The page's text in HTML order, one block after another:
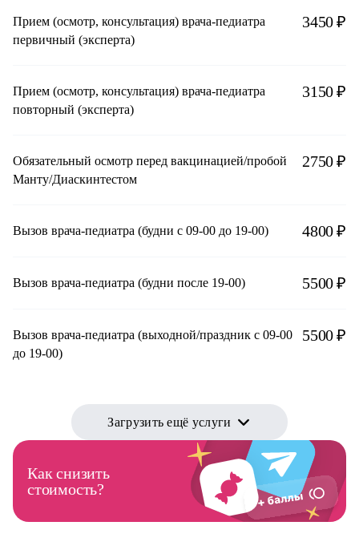
Прием (осмотр, консультация) врача-педиатра
первичный (эксперта)
3450 ₽
Прием (осмотр, консультация) врача-педиатра
повторный (эксперта)
3150 ₽
Обязательный осмотр перед вакцинацией/пробой
Манту/Диаскинтестом
2750 ₽
Вызов врача-педиатра (будни с 09-00 до 19-00) 4800 ₽
Вызов врача-педиатра (будни после 19-00) 5500 ₽
Вызов врача-педиатра (выходной/праздник с 09-00
до 19-00)
5500 ₽
Загрузить ещё услуги
Как снизить
стоимость?